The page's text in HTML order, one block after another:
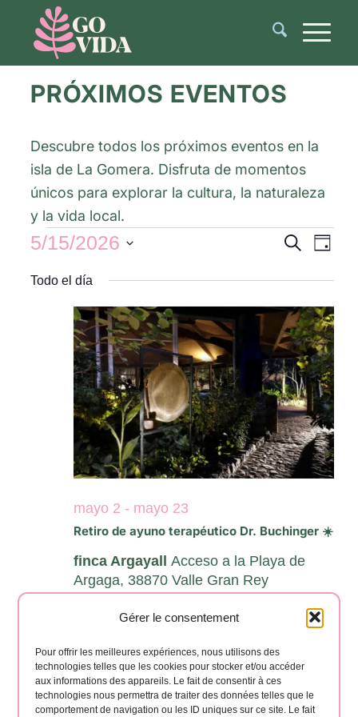
Gérer le consentement
Pour offrir les meilleures expériences, nous utilisons des
technologies telles que les cookies pour stocker et/ou accéder
aux informations des appareils. Le fait de consentir à ces
technologies nous permettra de traiter des données telles que le
comportement de navigation ou les ID uniques sur ce site. Le fait
PRÓXIMOS EVENTOS
Descubre todos los próximos eventos en la
isla de La Gomera. Disfruta de momentos
únicos para explorar la cultura, la naturaleza
y la vida local.
y
vistas
de
Eventos
Buscar
de
Día
5/15/2026
Todo el día
Retiro de ayuno terapéutico Dr. Buchinger ☀️
mayo 2 - mayo 23
finca Argayall Acceso a la Playa de
Argaga, 38870 Valle Gran Rey
Día anterior Siguiente día
Suscribirse al calendario